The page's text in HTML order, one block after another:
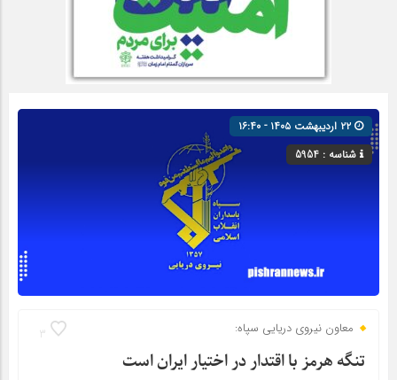
شناسه : 5954
3 معاون نیروی دریایی سپاه:
تنگه هرمز با اقتدار در اختیار ایران است